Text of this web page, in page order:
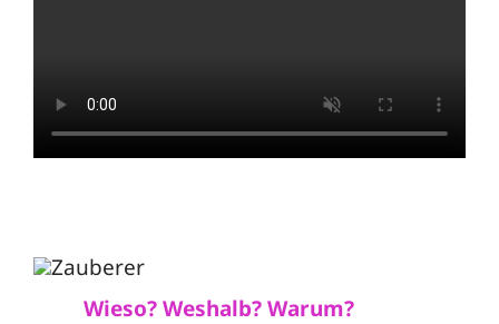
Wieso? Weshalb? Warum?